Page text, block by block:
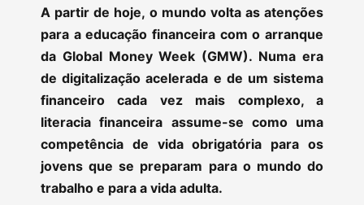
A partir de hoje, o mundo volta as atenções
para a educação financeira com o arranque
da Global Money Week (GMW). Numa era
de digitalização acelerada e de um sistema
financeiro cada vez mais complexo, a
literacia financeira assume-se como uma
competência de vida obrigatória para os
jovens que se preparam para o mundo do
trabalho e para a vida adulta.